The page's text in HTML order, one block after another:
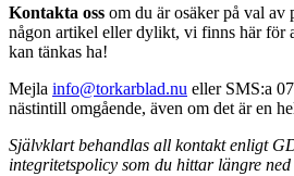
Kontakta oss om du är osäker på val
någon artikel eller dylikt, vi finns här för
kan tänkas ha!
Mejla info@torkarblad.nu eller SMS:a
nästintill omgående, även om det är en
Självklart behandlas all kontakt enligt
integritetspolicy som du hittar längre